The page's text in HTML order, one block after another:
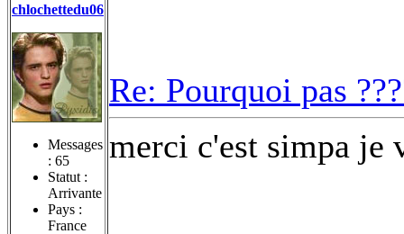
chlochettedu06
Messages
: 65
Statut :
Arrivante
Pays :
France
Re: Pourquoi pas
merci c'est simpa